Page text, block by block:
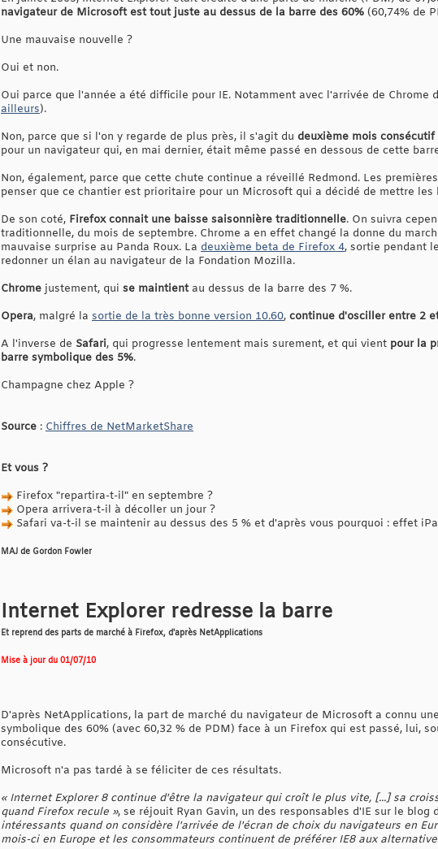
navigateur de Microsoft est tout juste au dessus de la barre des 60% (60,74% de
Une mauvaise nouvelle ?
Oui et non.
Oui parce que l'année a été difficile pour IE. Notamment avec l'arrivée de Chrome
ailleurs).
Non, parce que si l'on y regarde de plus près, il s'agit du deuxième mois
pour un navigateur qui, en mai dernier, était même passé en dessous de cette
Non, également, parce que cette chute continue a réveillé Redmond. Les
penser que ce chantier est prioritaire pour un Microsoft qui a décidé de mettre les
De son coté, Firefox connait une baisse saisonnière traditionnelle. On suivra
traditionnelle, du mois de septembre. Chrome a en effet changé la donne du
mauvaise surprise au Panda Roux. La deuxième beta de Firefox 4, sortie pendant
redonner un élan au navigateur de la Fondation Mozilla.
Chrome justement, qui se maintientau dessus de la barre des 7 %.
Opera, malgré la sortie de la très bonne version 10.60, continue d'osciller entre 2
A l'inverse de Safari, qui progresse lentement mais surement, et qui vient pour la
barre symbolique des 5%.
Champagne chez Apple ?
Source : Chiffres de NetMarketShare
Et vous ?
Firefox "repartira-t-il" en septembre ?
Opera arrivera-t-il à décoller un jour ?
Safari va-t-il se maintenir au dessus des 5 % et d'après vous pourquoi : effet
MAJ de Gordon Fowler
Internet Explorer redresse la barre
Et reprend des parts de marché à Firefox, d'après NetApplications
Mise à jour du 01/07/10
D'après NetApplications, la part de marché du navigateur de Microsoft a connu
symbolique des 60% (avec 60,32 % de PDM) face à un Firefox qui est passé, lui,
consécutive.
Microsoft n'a pas tardé à se féliciter de ces résultats.
« Internet Explorer 8 continue d'être la navigateur qui croît le plus vite, [...] sa
quand Firefox recule », se réjouit Ryan Gavin, un des responsables d'IE sur le blog
intéressants quand on considère l'arrivée de l'écran de choix du navigateurs en
mois-ci en Europe et les consommateurs continuent de préférer IE8 aux